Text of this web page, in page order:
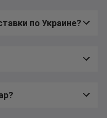
по Украине?